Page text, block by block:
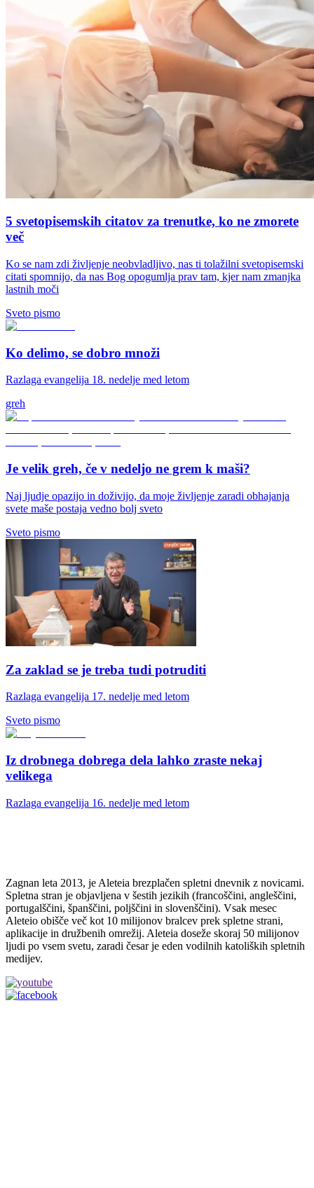
5 svetopisemskih citatov za trenutke, ko ne zmorete
več
Ko se nam zdi življenje neobvladljivo, nas ti tolažilni svetopisemski
citati spomnijo, da nas Bog opogumlja prav tam, kjer nam zmanjka
lastnih moči
Sveto pismo
Ko delimo, se dobro množi
Razlaga evangelija 18. nedelje med letom
greh
Je velik greh, če v nedeljo ne grem k maši?
Naj ljudje opazijo in doživijo, da moje življenje zaradi obhajanja
svete maše postaja vedno bolj sveto
Sveto pismo
Za zaklad se je treba tudi potruditi
Razlaga evangelija 17. nedelje med letom
Sveto pismo
Iz drobnega dobrega dela lahko zraste nekaj
velikega
Razlaga evangelija 16. nedelje med letom
Zagnan leta 2013, je Aleteia brezplačen spletni dnevnik z novicami.
Spletna stran je objavljena v šestih jezikih (francoščini, angleščini,
portugalščini, španščini, poljščini in slovenščini). Vsak mesec
Aleteio obišče več kot 10 milijonov bralcev prek spletne strani,
aplikacije in družbenih omrežij. Aleteia doseže skoraj 50 milijonov
ljudi po vsem svetu, zaradi česar je eden vodilnih katoliških spletnih
medijev.